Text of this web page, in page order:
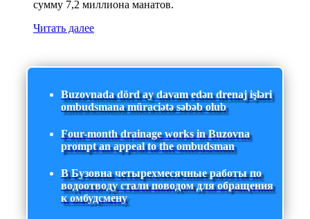
сумму 7,2 миллиона манатов.
Читать далее
Buzovnada dörd ay davam edən drenaj işləri
ombudsmana müraciətə səbəb olub
Four-month drainage works in Buzovna
prompt an appeal to the ombudsman
В Бузовна четырехмесячные работы по
водоотводу стали поводом для обращения
к омбудсмену